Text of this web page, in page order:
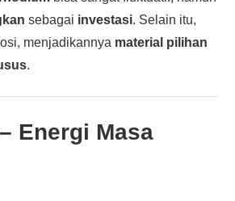
sebagai investasi. Selain itu,
menjadikannya material pilihan
.
– Energi Masa